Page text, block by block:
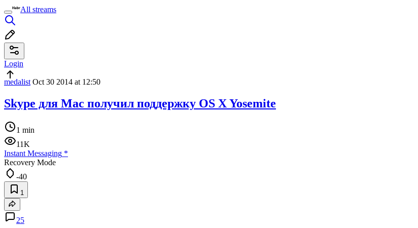
All streams
Login
medalist Oct 30 2014 at 12:50
Skype для Mac получил поддержку OS X Yosemite
1 min
11K
Instant Messaging *
Recovery Mode
-40
1
25